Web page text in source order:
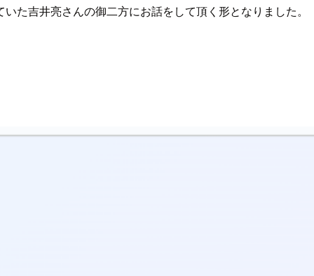
た吉井亮さんの御二方にお話をして頂く形となりました。